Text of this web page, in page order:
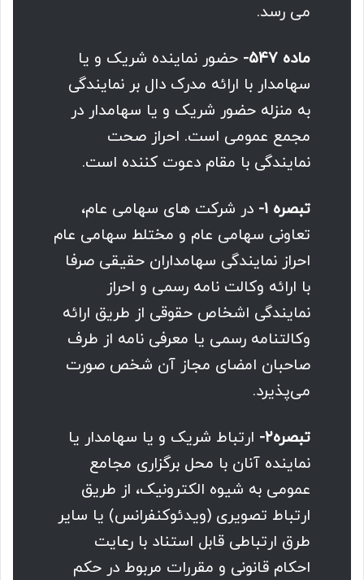
می رسد.
ماده ۵۴۷-
حضور نماینده شریک و یا
سهامدار با ارائه مدرک دال بر نمایندگی
به منزله حضور شریک و یا سهامدار در
مجمع عمومی است. احراز صحت
نمایندگی با مقام دعوت کننده است.
تبصره ۱-
در شرکت های سهامی عام،
تعاونی سهامی عام و مختلط سهامی عام
احراز نمایندگی سهامداران حقیقی صرفا
با ارائه وکالت نامه رسمی و احراز
نمایندگی اشخاص حقوقی از طریق ارائه
وکالتنامه رسمی یا معرفی نامه از طرف
صاحبان امضای مجاز آن شخص صورت
می‌پذیرد.
تبصره۲-
ارتباط شریک و یا سهامدار یا
نماینده آنان با محل برگزاری مجامع
عمومی به شیوه الکترونیک، از طریق
ارتباط تصویری (ویدئوکنفرانس) یا سایر
طرق ارتباطی قابل استناد با رعایت
احکام قانونی و مقررات مربوط در حکم